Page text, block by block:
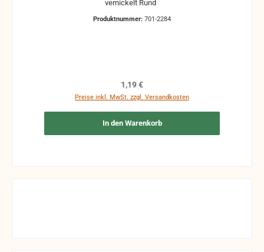
Produktnummer: 701-2284
Regulärer Preis:
1,19 €
Preise inkl. MwSt. zzgl. Versandkosten
In den Warenkorb